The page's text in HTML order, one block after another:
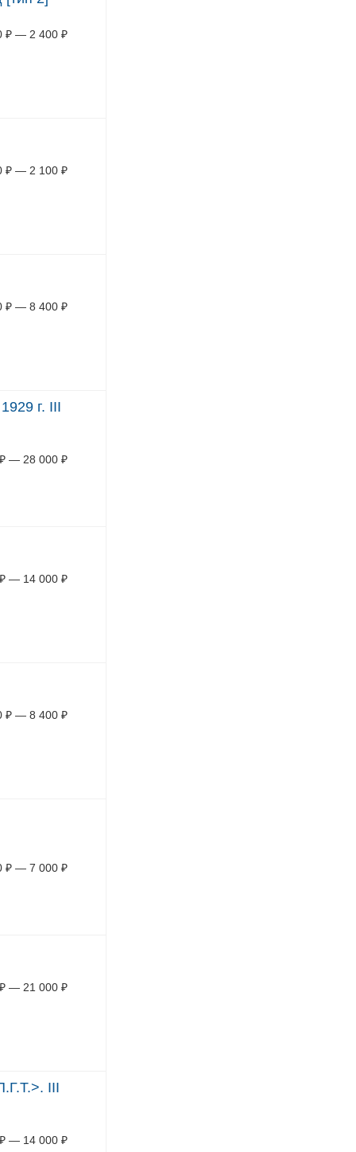
₽ — 2 400 ₽
₽ — 2 100 ₽
₽ — 8 400 ₽
г. III
₽ — 28 000 ₽
₽ — 14 000 ₽
₽ — 8 400 ₽
₽ — 7 000 ₽
₽ — 21 000 ₽
III
₽ — 14 000 ₽